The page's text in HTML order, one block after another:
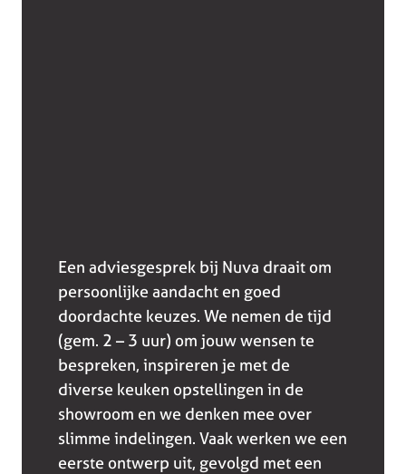
Een adviesgesprek bij Nuva draait om
persoonlijke aandacht en goed
doordachte keuzes. We nemen de tijd
(gem. 2 – 3 uur) om jouw wensen te
bespreken, inspireren je met de
diverse keuken opstellingen in de
showroom en we denken mee over
slimme indelingen. Vaak werken we een
eerste ontwerp uit, gevolgd met een